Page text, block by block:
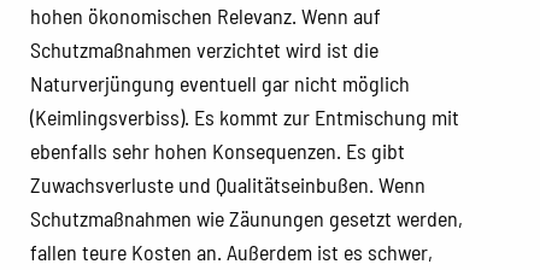
hohen ökonomischen Relevanz. Wenn auf
Schutzmaßnahmen verzichtet wird ist die
Naturverjüngung eventuell gar nicht möglich
(Keimlingsverbiss). Es kommt zur Entmischung mit
ebenfalls sehr hohen Konsequenzen. Es gibt
Zuwachsverluste und Qualitätseinbußen. Wenn
Schutzmaßnahmen wie Zäunungen gesetzt werden,
fallen teure Kosten an. Außerdem ist es schwer,